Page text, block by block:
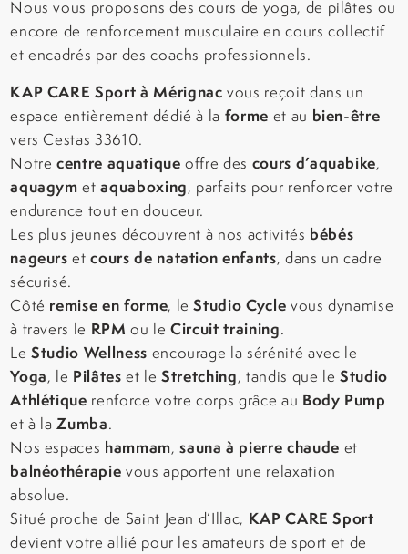
Nous vous proposons des cours de yoga, de pilâtes ou
encore de renforcement musculaire en cours collectif
et encadrés par des coachs professionnels.
KAP CARE Sport à Mérignac vous reçoit dans un
espace entièrement dédié à la forme et au bien-être
vers Cestas 33610.
Notrecentre aquatique offre des cours d’aquabike,
aquagym etaquaboxing, parfaits pour renforcer votre
endurance tout en douceur.
Les plus jeunes découvrent à nos activités bébés
nageurs etcours de natation enfants, dans un cadre
sécurisé.
Côté remise en forme, leStudio Cycle vous dynamise
à travers le RPM ou leCircuit training.
LeStudio Wellness encourage la sérénité avec le
Yoga, le Pilâtes et leStretching, tandis que leStudio
Athlétique renforce votre corps grâce au Body Pump
et à laZumba.
Nos espaces hammam,sauna à pierre chaude et
balnéothérapie vous apportent une relaxation
absolue.
Situé proche de Saint Jean d’Illac, KAP CARE Sport
devient votre allié pour les amateurs de sport et de